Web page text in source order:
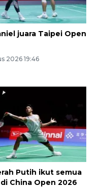
juara Taipei Open
2026 19:46
Putih ikut semua
China Open 2026